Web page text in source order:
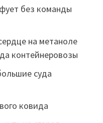
без команды
на метаноле
контейнеровозы
суда
ковида